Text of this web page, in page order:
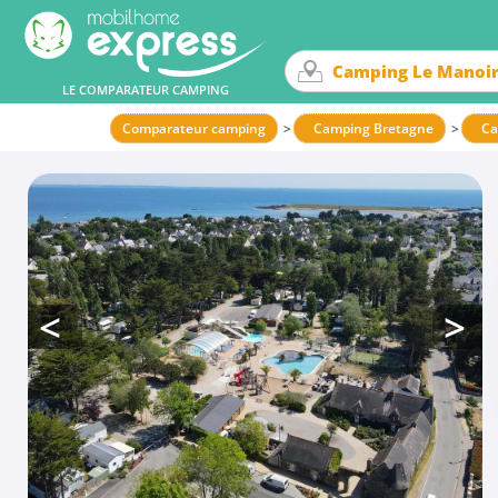
LE COMPARATEUR CAMPING
Comparateur camping Camping Bretagne